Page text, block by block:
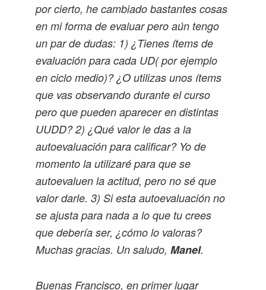
por cierto, he cambiado bastantes cosas
en mi forma de evaluar pero aún tengo
un par de dudas: 1) ¿Tienes ítems de
evaluación para cada UD( por ejemplo
en ciclo medio)? ¿O utilizas unos ítems
que vas observando durante el curso
pero que pueden aparecer en distintas
UUDD? 2) ¿Qué valor le das a la
autoevaluación para calificar? Yo de
momento la utilizaré para que se
autoevaluen la actitud, pero no sé que
valor darle. 3) Si esta autoevaluación no
se ajusta para nada a lo que tu crees
que debería ser, ¿cómo lo valoras?
Muchas gracias. Un saludo, Manel.
Buenas Francisco, en primer lugar